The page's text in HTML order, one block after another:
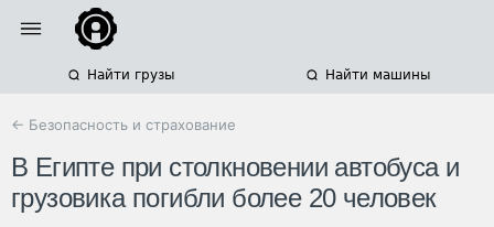
Найти грузы Найти машины
← Безопасность и страхование
В Египте при столкновении автобуса и
грузовика погибли более 20 человек